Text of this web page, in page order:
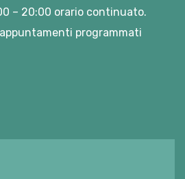
– 20:00 orario continuato.
programmati